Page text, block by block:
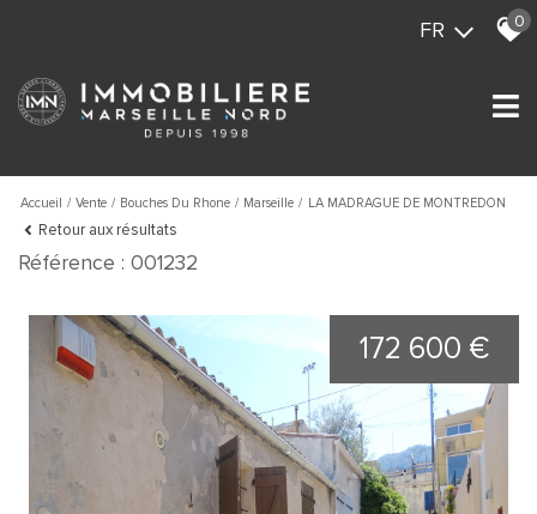
FR 0
Accueil Vente Bouches Du Rhone Marseille LA MADRAGUE DE MONTREDON
Retour aux résultats
Référence : 001232
172 600 €